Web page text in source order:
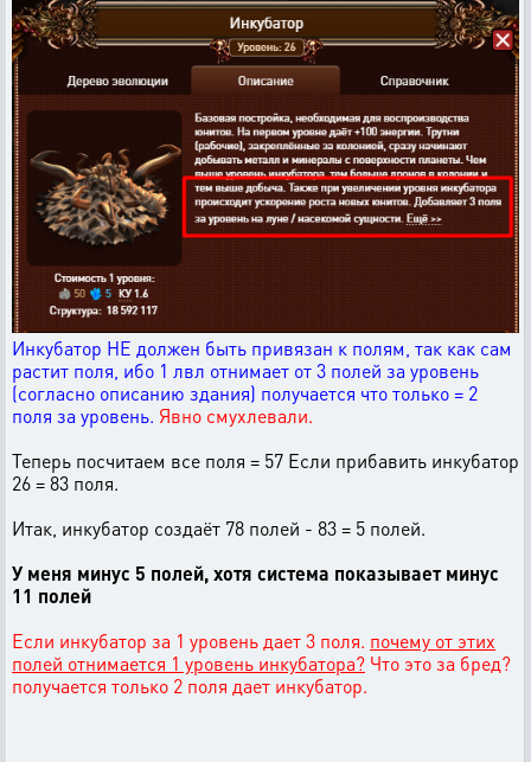
Инкубатор НЕ должен быть привязан к полям, так как сам
растит поля, ибо 1 лвл отнимает от 3 полей за уровень
(согласно описанию здания) получается что только = 2
поля за уровень. Явно смухлевали.
Теперь посчитаем все поля = 57 Если прибавить инкубатор
26 = 83 поля.
Итак, инкубатор создаёт 78 полей - 83 = 5 полей.
У меня минус 5 полей, хотя система показывает минус
11 полей
Если инкубатор за 1 уровень дает 3 поля. почему от этих
полей отнимается 1 уровень инкубатора? Что это за бред?
получается только 2 поля дает инкубатор.